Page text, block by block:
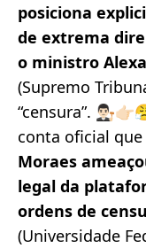
posiciona
de extrema
o ministro
(Supremo
“censura”.
conta oficial
Moraes
legal da
ordens de
(Universidade